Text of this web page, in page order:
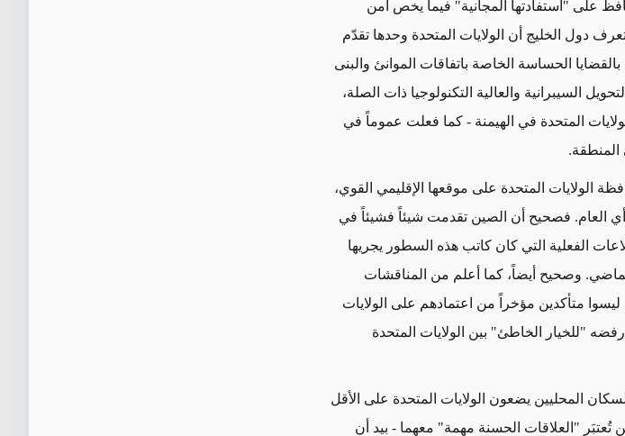
على "استفادتها المجانية" فيما يخص أمن
دول الخليج أن الولايات المتحدة وحدها تقدّم
القضايا الحساسة الخاصة باتفاقات الموانئ والبنى
السيبرانية والعالية التكنولوجيا ذات الصلة،
المتحدة في الهيمنة - كما فعلت عموماً في
المنطقة.
الولايات المتحدة على موقعها الإقليمي القوي،
العام. فصحيح أن الصين تقدمت شيئاً فشيئاً في
الفعلية التي كان كاتب هذه السطور يجريها
وصحيح أيضاً، كما أعلم من المناقشات
متأكدين مؤخراً من اعتمادهم على الولايات
"للخيار الخاطئ" بين الولايات المتحدة
المحليين يضعون الولايات المتحدة على الأقل
تُعتبَر "العلاقات الحسنة مهمة" معهما - بيد أن